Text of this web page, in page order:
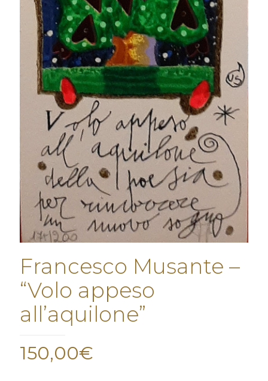
Francesco Musante –
“Volo appeso
all’aquilone”
150,00€